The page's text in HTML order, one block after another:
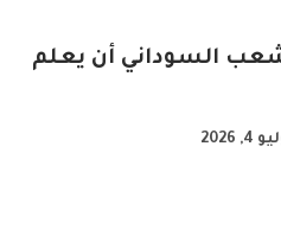
السوداني أن يعلم
4, 2026